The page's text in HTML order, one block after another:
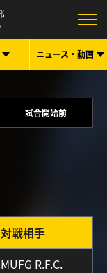
ニュース・ 動画
試合開始前
対戦相手
MUFG R.F.C.